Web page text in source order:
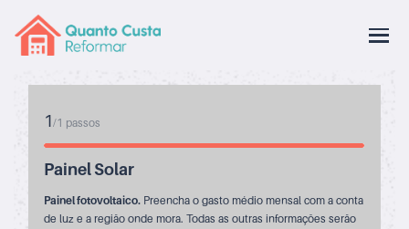
1/1 passos
Painel Solar
Painel fotovoltaico. Preencha o gasto médio mensal com a conta
de luz e a região onde mora. Todas as outras informações serão